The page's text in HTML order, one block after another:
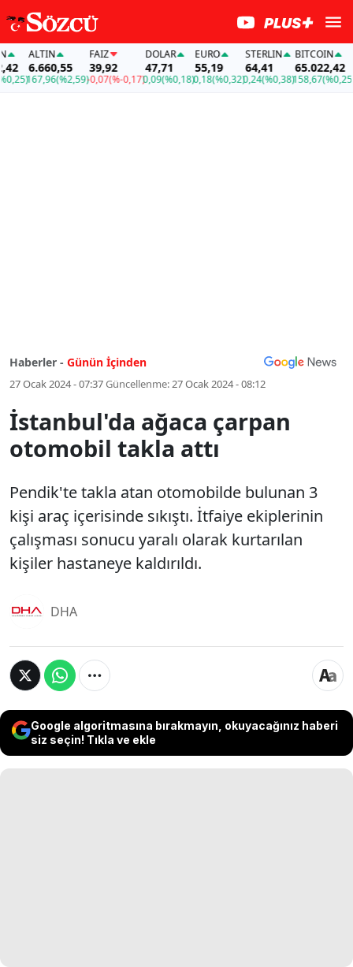
ALTIN
6.660,55
167,96(%2,59)
FAİZ
39,92
-0,07(%-0,17)
DOLAR
47,71
0,09(%0,18)
EURO
55,19
0,18(%0,32)
STERLIN
64,41
0,24(%0,38)
BITCOIN
65.022,42
158,67(%0,25)
Haberler - Günün İçinden
27 Ocak 2024 - 07:37Güncellenme:27 Ocak 2024 - 08:12
İstanbul'da ağaca çarpan
otomobil takla attı
Pendik'te takla atan otomobilde bulunan 3
kişi araç içerisinde sıkıştı. İtfaiye ekiplerinin
çalışması sonucu yaralı olarak kurtarılan
kişiler hastaneye kaldırıldı.
DHA
Google algoritmasına bırakmayın, okuyacağınız haberi
siz seçin! Tıkla ve ekle